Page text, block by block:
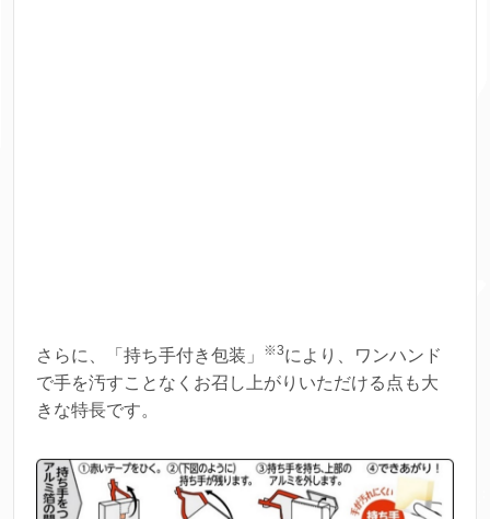
さらに、「持ち手付き包装」 ※3により、ワンハンド
で手を汚すことなくお召し上がりいただける点も大
きな特長です。